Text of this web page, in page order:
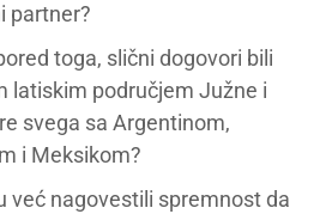
partner?
toga, slični dogovori bili
latiskim područjem Južne i
svega sa Argentinom,
i Meksikom?
već nagovestili spremnost da